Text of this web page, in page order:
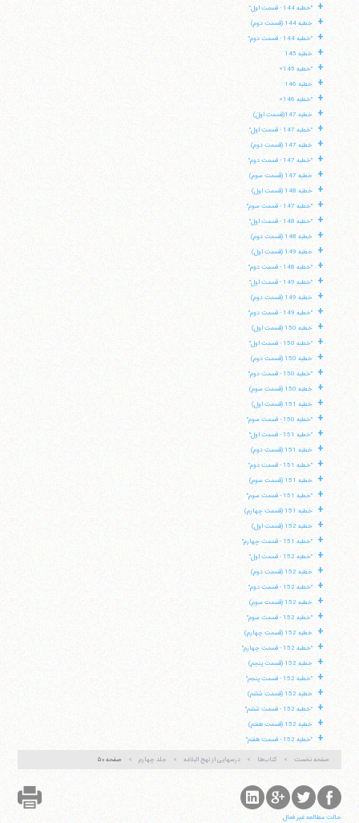
+ "خطبه 144 - قسمت اول"
+ خطبه 144 (قسمت دوم)
+ "خطبه 144 - قسمت دوم"
+ خطبه 145
+ "خطبه 145»
+ خطبه 146
+ "خطبه 146»
+ خطبه 147(قسمت اول)
+ "خطبه 147 - قسمت اول"
+ خطبه 147 (قسمت دوم)
+ "خطبه 147 - قسمت دوم"
+ خطبه 147 (قسمت سوم)
+ خطبه 148 (قسمت اول)
+ "خطبه 147 - قسمت سوم"
+ "خطبه 148 - قسمت اول"
+ خطبه 148 (قسمت دوم)
+ خطبه 149 (قسمت اول)
+ "خطبه 148 - قسمت دوم"
+ "خطبه 149 - قسمت اول"
+ خطبه 149 (قسمت دوم)
+ "خطبه 149 - قسمت دوم"
+ خطبه 150 (قسمت اول)
+ "خطبه 150 - قسمت اول"
+ خطبه 150 (قسمت دوم)
+ "خطبه 150 - قسمت دوم"
+ خطبه 150 (قسمت سوم)
+ خطبه 151 (قسمت اول)
+ "خطبه 150 - قسمت سوم"
+ "خطبه 151 - قسمت اول"
+ خطبه 151 (قسمت دوم)
+ "خطبه 151 - قسمت دوم"
+ خطبه 151 (قسمت سوم)
+ "خطبه 151 - قسمت سوم"
+ خطبه 151 (قسمت چهارم)
+ خطبه 152 (قسمت اول)
+ "خطبه 151 - قسمت چهارم"
+ "خطبه 152 - قسمت اول"
+ خطبه 152 (قسمت دوم)
+ "خطبه 152 - قسمت دوم"
+ خطبه 152 (قسمت سوم)
+ "خطبه 152 - قسمت سوم"
+ خطبه 152 (قسمت چهارم)
+ "خطبه 152 - قسمت چهارم"
+ خطبه 152 (قسمت پنجم)
+ "خطبه 152 - قسمت پنجم"
+ خطبه 152 (قسمت ششم)
+ "خطبه 152 - قسمت ششم"
+ خطبه 152 (قسمت هفتم)
+ "خطبه 152 - قسمت هفتم"
صفحه نخست کتاب‌ها درسهایی از نهج البلاغه جلد چهارم صفحه ۵۰
حالت مطالعه غیر فعال